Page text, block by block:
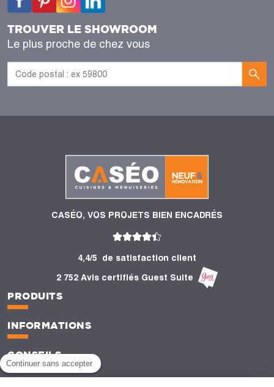
Continuer sans accepter
TROUVER LE SHOWROOM
Le plus proche de chez vous
CASÉO, VOS PROJETS BIEN ENCADRÉS
4,4/5
de satisfaction client
2 752 Avis certifiés Guest Suite
PRODUITS
INFORMATIONS
CONSEILS